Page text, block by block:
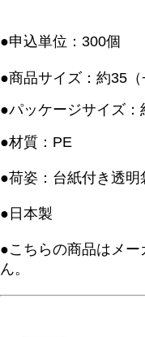
●申込単位：300個
●商品サイズ：約35
●パッケージサイズ：
●材質：PE
●荷姿：台紙付き透明
●日本製
●こちらの商品はメ
ん。